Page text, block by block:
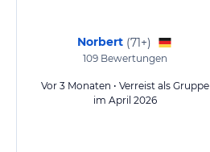
Norbert (71+)
109Bewertungen
Vor 3 Monaten • Verreist als Gruppe
im April 2026